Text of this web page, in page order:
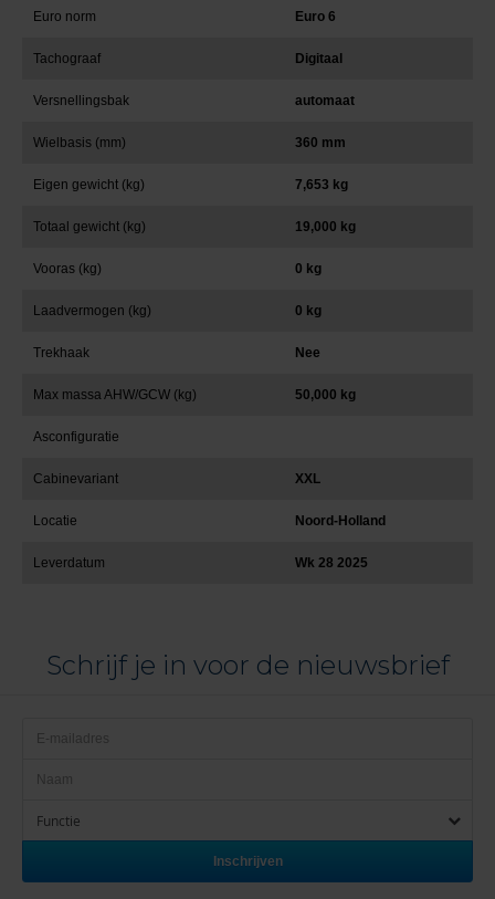
Euro norm Euro 6
Tachograaf Digitaal
Versnellingsbak automaat
Wielbasis (mm) 360 mm
Eigen gewicht (kg) 7,653 kg
Totaal gewicht (kg) 19,000 kg
Vooras (kg) 0 kg
Laadvermogen (kg) 0 kg
Trekhaak Nee
Max massa AHW/GCW (kg) 50,000 kg
Asconfiguratie
Cabinevariant XXL
Locatie Noord-Holland
Leverdatum Wk 28 2025
Schrijf je in voor de nieuwsbrief
Functie
Inschrijven